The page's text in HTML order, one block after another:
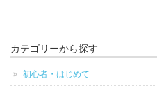
カテゴリーから探す
初心者・はじめて